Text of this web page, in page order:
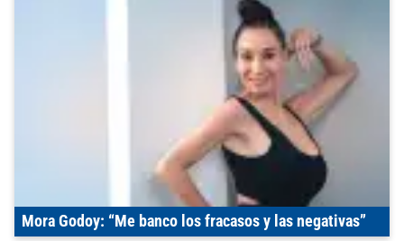
Mora Godoy: “Me banco los fracasos y las negativas”